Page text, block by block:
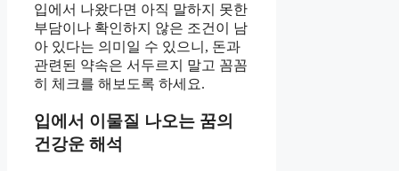
입에서 나왔다면 아직 말하지 못한
부담이나 확인하지 않은 조건이 남
아 있다는 의미일 수 있으니, 돈과
관련된 약속은 서두르지 말고 꼼꼼
히 체크를 해보도록 하세요.
입에서 이물질 나오는 꿈의
건강운 해석